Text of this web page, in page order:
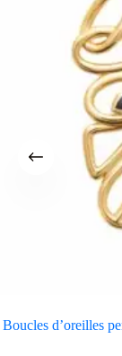
Boucles d’oreilles